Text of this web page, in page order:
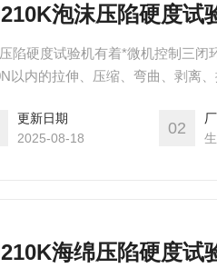
泡沫压陷硬度试
陷硬度试验机有着*微机控制三闭
以内的拉伸、压缩、弯曲、剥离
更新日期
2025-08-18
02
海绵压陷硬度试